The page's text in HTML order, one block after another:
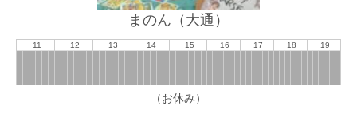
まのん（大通）
11 12 13 14 15 16 17 18 19
（お休み）